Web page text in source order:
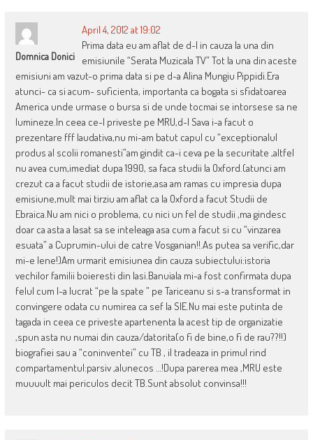
Domnica Donici
April 4, 2012 at 19:02
Prima data eu am aflat de d-l in cauza la una din
emisiunile “Serata Muzicala TV” Tot la una din aceste
emisiuni am vazut-o prima data si pe d-a Alina Mungiu Pippidi.Era
atunci- ca si acum- suficienta, importanta ca bogata si sfidatoarea
America unde urmase o bursa si de unde tocmai se intorsese sa ne
lumineze.In ceea ce-l priveste pe MRU,d-l Sava i-a facut o
prezentare fff laudativa,nu mi-am batut capul cu “exceptionalul
produs al scolii romanesti”am gindit ca-i ceva pe la securitate ,altfel
nu avea cum,imediat dupa 1990, sa faca studii la Oxford.(atunci am
crezut ca a facut studii de istorie,asa am ramas cu impresia dupa
emisiune,mult mai tirziu am aflat ca la Oxford a facut Studii de
Ebraica.Nu am nici o problema, cu nici un fel de studii ,ma gindesc
doar ca asta a lasat sa se inteleaga asa cum a facut si cu “vinzarea
esuata” a Cuprumin-ului de catre Vosganian!!.As putea sa verific,dar
mi-e lene!)Am urmarit emisiunea din cauza subiectului:istoria
vechilor familii boieresti din Iasi.Banuiala mi-a fost confirmata dupa
felul cum l-a lucrat “pe la spate ” pe Tariceanu si s-a transformat in
convingere odata cu numirea ca sef la SIE.Nu mai este putinta de
tagada in ceea ce priveste apartenenta la acest tip de organizatie
,spun asta nu numai din cauza/datorita(o fi de bine,o fi de rau??!!)
biografiei sau a “coninventei” cu TB , il tradeaza in primul rind
compartamentul:parsiv ,alunecos …!Dupa parerea mea ,MRU este
muuuult mai periculos decit TB.Sunt absolut convinsa!!!